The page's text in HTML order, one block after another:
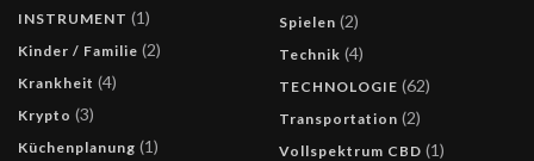
INSTRUMENT (1)
Kinder / Familie (2)
Krankheit (4)
Krypto (3)
Küchenplanung (1)
Spielen (2)
Technik (4)
TECHNOLOGIE (62)
Transportation (2)
Vollspektrum CBD (1)